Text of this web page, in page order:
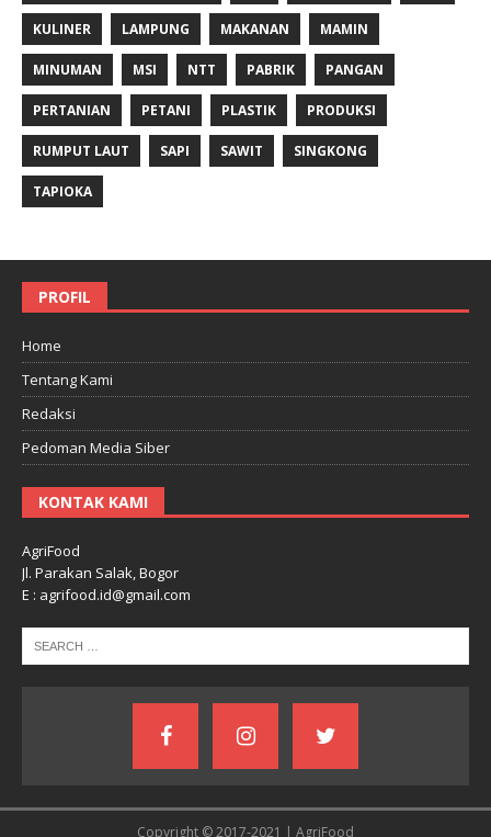
KULINER LAMPUNG MAKANAN MAMIN
MINUMAN MSI NTT PABRIK PANGAN
PERTANIAN PETANI PLASTIK PRODUKSI
RUMPUT LAUT SAPI SAWIT SINGKONG
TAPIOKA
PROFIL
Home
Tentang Kami
Redaksi
Pedoman Media Siber
KONTAK KAMI
AgriFood
Jl. Parakan Salak, Bogor
E : agrifood.id@gmail.com
Copyright © 2017-2021 | AgriFood